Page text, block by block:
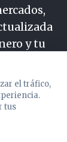
y tu
el tráfico,
tus